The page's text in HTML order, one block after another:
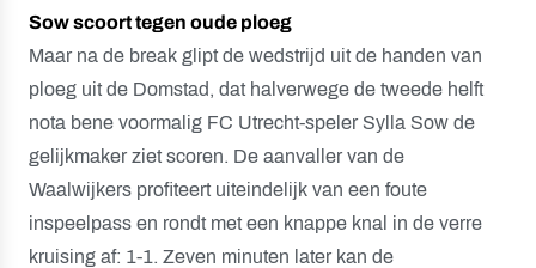
Sow scoort tegen oude ploeg
Maar na de break glipt de wedstrijd uit de handen van
ploeg uit de Domstad, dat halverwege de tweede helft
nota bene voormalig FC Utrecht-speler Sylla Sow de
gelijkmaker ziet scoren. De aanvaller van de
Waalwijkers profiteert uiteindelijk van een foute
inspeelpass en rondt met een knappe knal in de verre
kruising af: 1-1. Zeven minuten later kan de